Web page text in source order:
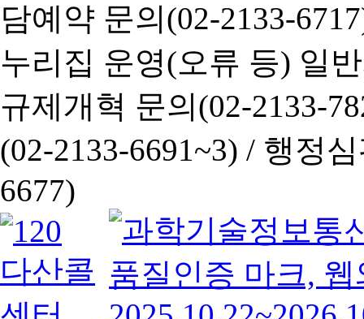
담예약 문의(02-2133-
누리집 운영(오류 등) 일
규제개혁 문의(02-2133-
(02-2133-6691~3) / 행정심
6677)